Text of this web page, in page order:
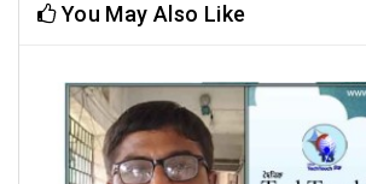
You May Also Like